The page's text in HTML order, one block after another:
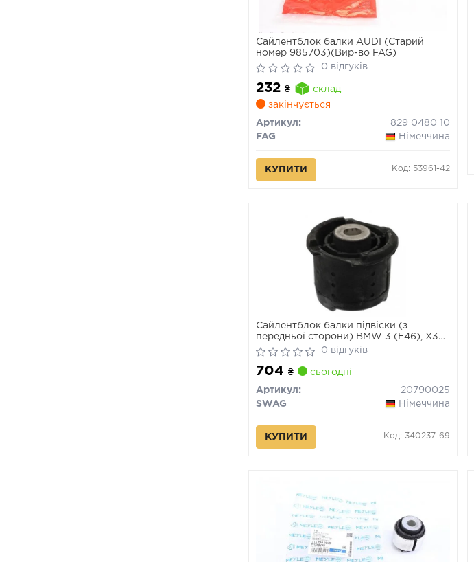
Сайлентблок балки AUDI (Старий
номер 985703)(Вир-во FAG)
0 відгуків
232 ₴
склад
закінчується
Артикул:
829 0480 10
FAG
Німеччина
КУПИТИ Код: 53961-42
Сайлентблок балки підвіски (з
передньої сторони) BMW 3 (E46), X3
(E83) 1.6-3.2 12.97-12.11
0 відгуків
704 ₴ сьогодні
Артикул:
20790025
SWAG
Німеччина
КУПИТИ Код: 340237-69